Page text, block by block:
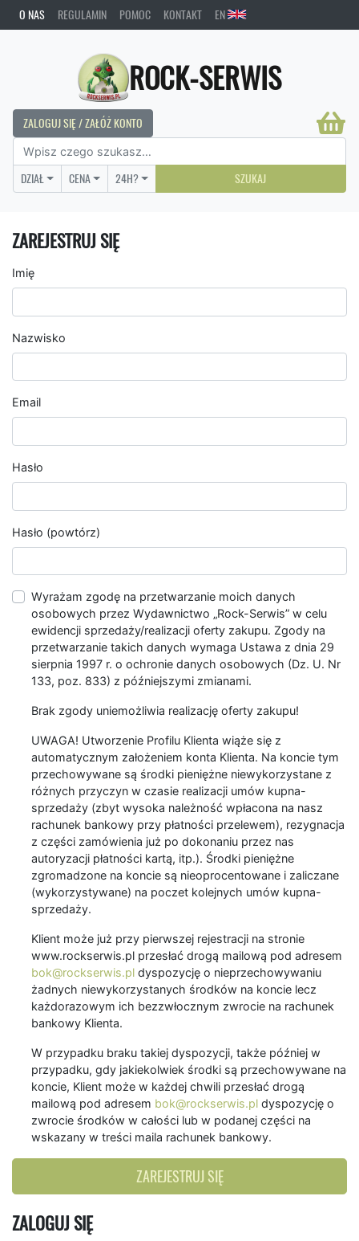
O NAS REGULAMIN POMOC KONTAKT EN
ROCK-SERWIS
ZALOGUJ SIĘ / ZAŁÓŻ KONTO
DZIAŁ CENA 24H? SZUKAJ
ZAREJESTRUJ SIĘ
Imię
Nazwisko
Email
Hasło
Hasło (powtórz)
Wyrażam zgodę na przetwarzanie moich danych
osobowych przez Wydawnictwo „Rock-Serwis” w celu
ewidencji sprzedaży/realizacji oferty zakupu. Zgody na
przetwarzanie takich danych wymaga Ustawa z dnia 29
sierpnia 1997 r. o ochronie danych osobowych (Dz. U. Nr
133, poz. 833) z późniejszymi zmianami.
Brak zgody uniemożliwia realizację oferty zakupu!
UWAGA! Utworzenie Profilu Klienta wiąże się z
automatycznym założeniem konta Klienta. Na koncie tym
przechowywane są środki pieniężne niewykorzystane z
różnych przyczyn w czasie realizacji umów kupna-
sprzedaży (zbyt wysoka należność wpłacona na nasz
rachunek bankowy przy płatności przelewem), rezygnacja
z części zamówienia już po dokonaniu przez nas
autoryzacji płatności kartą, itp.). Środki pieniężne
zgromadzone na koncie są nieoprocentowane i zaliczane
(wykorzystywane) na poczet kolejnych umów kupna-
sprzedaży.
Klient może już przy pierwszej rejestracji na stronie
www.rockserwis.pl przesłać drogą mailową pod adresem
bok@rockserwis.pl dyspozycję o nieprzechowywaniu
żadnych niewykorzystanych środków na koncie lecz
każdorazowym ich bezzwłocznym zwrocie na rachunek
bankowy Klienta.
W przypadku braku takiej dyspozycji, także później w
przypadku, gdy jakiekolwiek środki są przechowywane na
koncie, Klient może w każdej chwili przesłać drogą
mailową pod adresem bok@rockserwis.pl dyspozycję o
zwrocie środków w całości lub w podanej części na
wskazany w treści maila rachunek bankowy.
ZAREJESTRUJ SIĘ
ZALOGUJ SIĘ